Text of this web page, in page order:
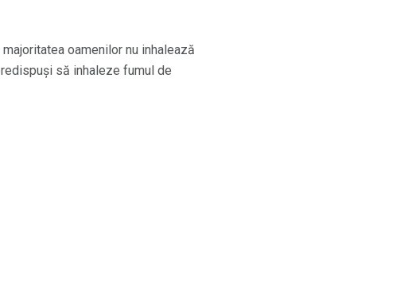
oamenilor nu inhalează
să inhaleze fumul de